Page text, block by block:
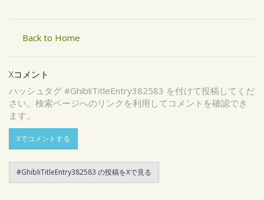
Back to Home
Xコメント
ハッシュタグ #GhibliTitleEntry382583 を付けて投稿してくだ
さい。検索ページへのリンクを利用してコメントを確認でき
ます。
Xでコメントする
#GhibliTitleEntry382583 の投稿をXで見る